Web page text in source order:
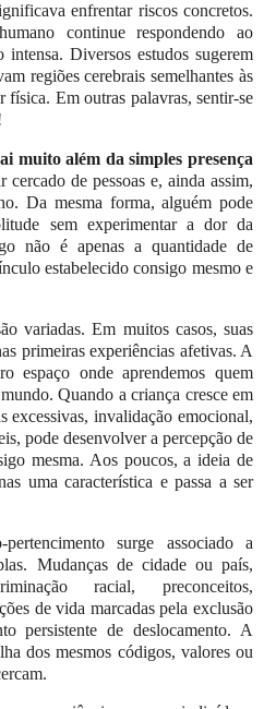
enfrentar riscos concretos.
continue respondendo ao
Diversos estudos sugerem
regiões cerebrais semelhantes às
física. Em outras palavras, sentir-se
muito além da simples presença
cercado de pessoas e, ainda assim,
Da mesma forma, alguém pode
sem experimentar a dor da
não é apenas a quantidade de
estabelecido consigo mesmo e
variadas. Em muitos casos, suas
primeiras experiências afetivas. A
espaço onde aprendemos quem
Quando a criança cresce em
excessivas, invalidação emocional,
pode desenvolver a percepção de
mesma. Aos poucos, a ideia de
uma característica e passa a ser
surge associado a
Mudanças de cidade ou país,
racial, preconceitos,
de vida marcadas pela exclusão
persistente de deslocamento. A
dos mesmos códigos, valores ou